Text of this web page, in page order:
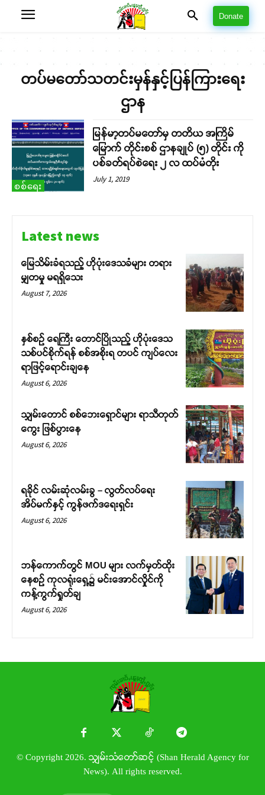
Donate
တပ်မတော်သတင်းမှန်နှင့်ပြန်ကြားရေး
ဌာန
စစ်ရေး
မြန်မာ့တပ်မတော်မှ တတိယ အကြိမ်
မြောက် တိုင်းစစ် ဌာနချုပ် (၅) တိုင်း ကို
ပစ်ခတ်ရပ်စဲရေး ၂ လ ထပ်မံတိုး
July 1, 2019
Latest news
မြေသိမ်းခံရသည့် ဟိုပုံးဒေသခံများ တရား
မျှတမှု မရရှိသေး
August 7, 2026
နှစ်စဉ် ရေကြီး တောင်ပြိုသည့် ဟိုပုံးဒေသ
သစ်ပင်စိုက်ရန် စစ်အစိုးရ တပင် ကျပ်လေး
ရာဖြင့်ရောင်းချနေ
August 6, 2026
သျှမ်းတောင် စစ်ဘေးရှောင်များ ရာသီတုတ်
ကွေး ဖြစ်ပွားနေ
August 6, 2026
ရခိုင် လမ်းဆုံလမ်းခွ – လွတ်လပ်ရေး
အိပ်မက်နှင့် ကွန်ဖက်ဒရေးရှင်း
August 6, 2026
ဘန်ကောက်တွင် MOU များ လက်မှတ်ထိုး
နေစဉ် ကုလရုံးရှေ့၌ မင်းအောင်လှိုင်ကို
ကန့်ကွက်ရှုတ်ချ
August 6, 2026
© Copyright 2026. သျှမ်းသံတော်ဆင့် (Shan Herald Agency for
News). All rights reserved.